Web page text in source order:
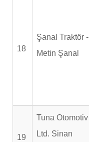
18
Şanal Traktör -
Metin Şanal
19
Tuna Otomotiv
Ltd. Sinan